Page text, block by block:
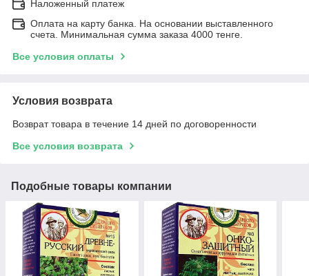
Наложенный платеж
Оплата на карту банка. На основании выставленного
счета. Минимальная сумма заказа 4000 тенге.
Все условия оплаты
Условия возврата
Возврат товара в течение 14 дней по договоренности
Все условия возврата
Подобные товары компании